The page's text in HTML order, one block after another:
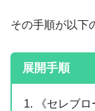
その手順が以下
展開手順
《セレブ